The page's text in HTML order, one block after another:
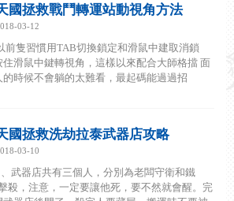
國拯救戰鬥轉運站動視角方法
03-12
前隻習慣用TAB切換鎖定和滑鼠中建取消鎖
滑鼠中鍵轉視角，這樣以來配合大師格擋 面
時候不會躺的太難看，最起碼能過過招
國拯救洗劫拉泰武器店攻略
03-10
武器店共有三個人，分別為老闆守衛和鐵
殺，注意，一定要讓他死，要不然就會醒。完